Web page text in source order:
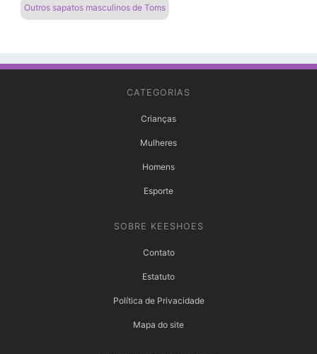
Outros sapatos masculinos de Toms
CATEGORIAS
Crianças
Mulheres
Homens
Esporte
SOBRE KEESHOES
Contato
Estatuto
Política de Privacidade
Mapa do site